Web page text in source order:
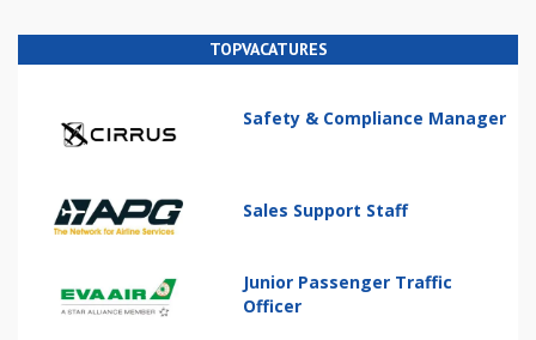
TOPVACATURES
Safety & Compliance Manager
Sales Support Staff
Junior Passenger Traffic
Officer